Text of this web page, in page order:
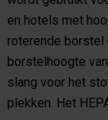
en hotels met
roterende borstel
borstelhoogte
slang voor het
plekken. Het